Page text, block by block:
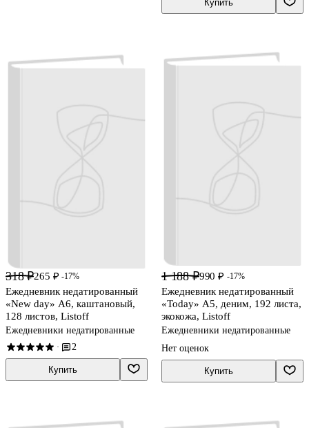
Купить
318 ₽265 ₽ -17%
Ежедневник недатированный
«New day» А6, каштановый,
128 листов, Listoff
Ежедневники недатированные
· 2
Купить
1 188 ₽990 ₽ -17%
Ежедневник недатированный
«Today» А5, деним, 192 листа,
экокожа, Listoff
Ежедневники недатированные
Нет оценок
Купить